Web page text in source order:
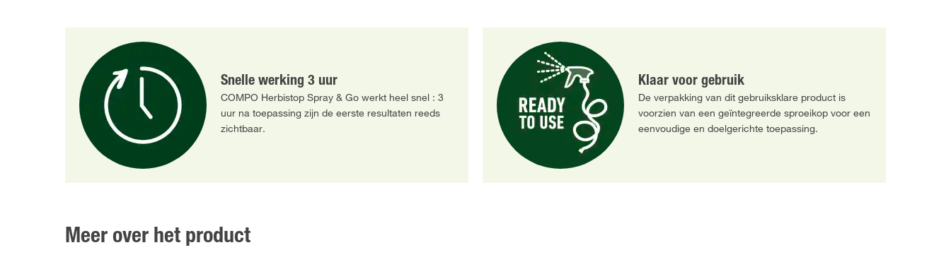
Snelle werking 3 uur
COMPO Herbistop Spray & Go werkt heel snel : 3
uur na toepassing zijn de eerste resultaten reeds
zichtbaar.
Klaar voor gebruik
De verpakking van dit gebruiksklare product is
voorzien van een geïntegreerde sproeikop voor een
eenvoudige en doelgerichte toepassing.
Meer over het product